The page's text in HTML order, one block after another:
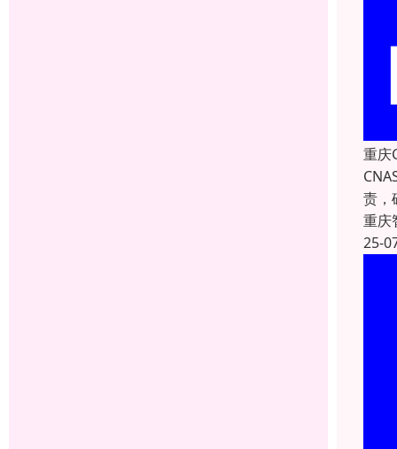
重庆
责，
重庆
25-